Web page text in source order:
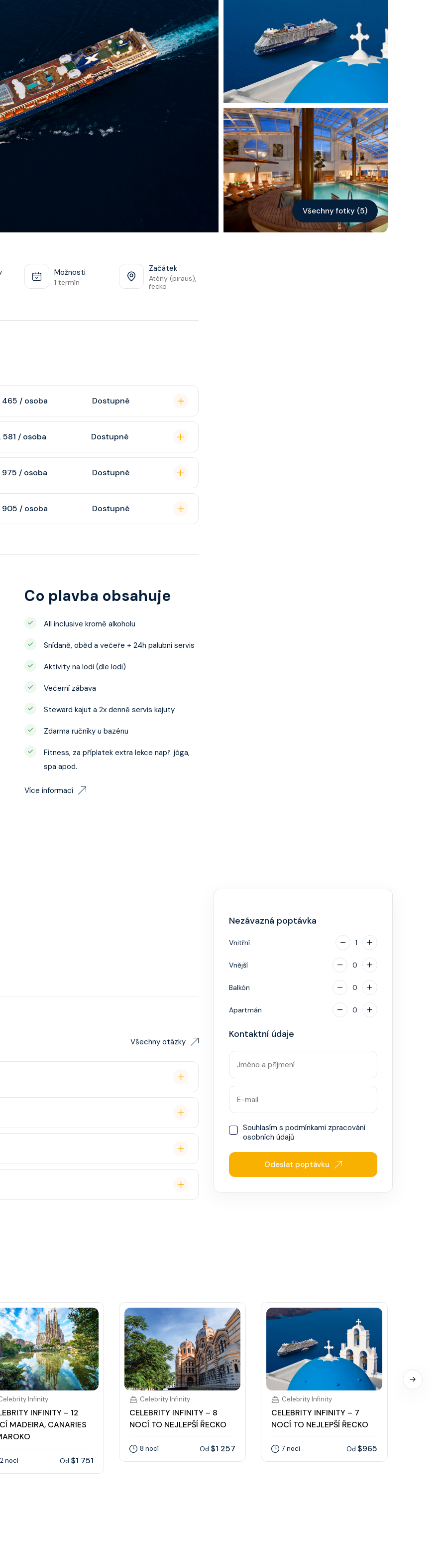
Vyhledat plavbu
Všechny fotky (5)
Možnosti
1 termín
Začátek
Atény (piraus),
řecko
465 / osoba Dostupné
koupelnu se
TV, rádio,
581 / osoba Dostupné
výhledem dle
975 / osoba Dostupné
koupelnu
TV,
905 / osoba Dostupné
šatnu,
Co plavba obsahuje
All inclusive kromě alkoholu
Snídaně, oběd a večeře + 24h palubní servis
Aktivity na lodi (dle lodi)
Večerní zábava
Steward kajut a 2x denně servis kajuty
Zdarma ručníky u bazénu
Fitness, za příplatek extra lekce např. jóga,
spa apod.
Více informací
Všechny otázky
Nezávazná poptávka
Vnitřní 1
Vnější 0
Balkón 0
Apartmán 0
Kontaktní údaje
Souhlasím spodmínkami zpracování
osobních údajů
Odeslat poptávku
Infinity
INFINITY – 12
MADEIRA, CANARIES
nocí Od $1 751
Celebrity Infinity
CELEBRITY INFINITY – 8
NOCÍ TO NEJLEPŠÍ ŘECKO
8 nocí Od $1 257
Celebrity Infinity
CELEBRITY INFINITY – 7
NOCÍ TO NEJLEPŠÍ ŘECKO
7 nocí Od $965